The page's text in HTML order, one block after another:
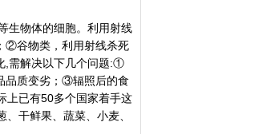
物体的细胞。利用射线
②谷物类，利用射线杀死
,需解决以下几个问题:①
品质变劣；③辐照后的食
上已有50多个国家着手这
干鲜果、蔬菜、小麦、